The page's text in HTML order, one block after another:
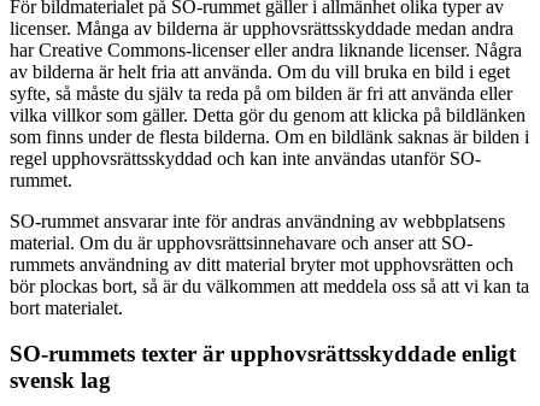
För bildmaterialet på SO-rummet gäller i allmänhet olika typer av
licenser. Många av bilderna är upphovsrättsskyddade medan andra
har Creative Commons-licenser eller andra liknande licenser. Några
av bilderna är helt fria att använda. Om du vill bruka en bild i eget
syfte, så måste du själv ta reda på om bilden är fri att använda eller
vilka villkor som gäller. Detta gör du genom att klicka på bildlänken
som finns under de flesta bilderna. Om en bildlänk saknas är bilden i
regel upphovsrättsskyddad och kan inte användas utanför SO-
rummet.
SO-rummet ansvarar inte för andras användning av webbplatsens
material. Om du är upphovsrättsinnehavare och anser att SO-
rummets användning av ditt material bryter mot upphovsrätten och
bör plockas bort, så är du välkommen att meddela oss så att vi kan ta
bort materialet.
SO-rummets texter är upphovsrättsskyddade enligt
svensk lag